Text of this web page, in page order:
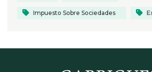
Impuesto Sobre Sociedades